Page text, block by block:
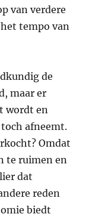
van verdere
tempo van
de
maar er
wordt en
afneemt.
Omdat
te ruimen en
dat
reden
biedt